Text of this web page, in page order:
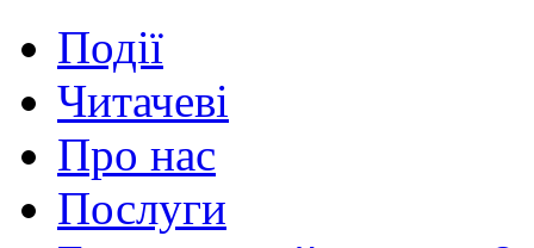
Події
Читачеві
Про нас
Послуги